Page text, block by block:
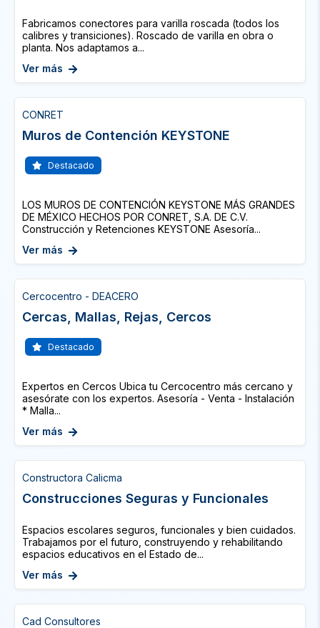
Fabricamos conectores para varilla roscada (todos los
calibres y transiciones). Roscado de varilla en obra o
planta. Nos adaptamos a...
Ver más
CONRET
Muros de Contención KEYSTONE
Destacado
LOS MUROS DE CONTENCIÓN KEYSTONE MÁS GRANDES
DE MÉXICO HECHOS POR CONRET, S.A. DE C.V.
Construcción y Retenciones KEYSTONE Asesoría...
Ver más
Cercocentro - DEACERO
Cercas, Mallas, Rejas, Cercos
Destacado
Expertos en Cercos Ubica tu Cercocentro más cercano y
asesórate con los expertos. Asesoría - Venta - Instalación
* Malla...
Ver más
Constructora Calicma
Construcciones Seguras y Funcionales
Espacios escolares seguros, funcionales y bien cuidados.
Trabajamos por el futuro, construyendo y rehabilitando
espacios educativos en el Estado de...
Ver más
Cad Consultores